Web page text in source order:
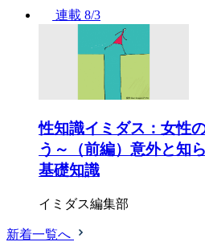
連載 8/3
性知識イミダス：女性
う～（前編）意外と知
基礎知識
イミダス編集部
新着一覧へ